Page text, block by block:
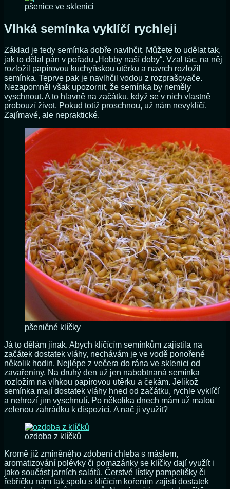
pšenice ve sklenici
Vlhká semínka vyklíčí rychleji
Základ je tedy semínka dobře navlhčit. Můžete to udělat tak,
jak to dělal pán v pořadu „Hobby naší doby“. Vzal tác, na něj
rozložil papírovou kuchyňskou utěrku a navrch rozložil
semínka. Teprve pak je navlhčil vodou z rozprašovače.
Nezapomněl však upozornit, že semínka by neměly
vyschnout. A to hlavně na začátku, když se v nich vlastně
probouzí život. Pokud totiž proschnou, už nám nevyklíčí.
Zajímavé, ale nepraktické.
pšeničné klíčky
Já to dělám jinak. Abych klíčícím semínkům zajistila na
začátek dostatek vláhy, nechávám je ve vodě ponořené
několik hodin. Nejlépe z večera do rána ve sklenici od
zavařeniny. Na druhý den už jen nabobtnaná semínka
rozložím na vlhkou papírovou utěrku a čekám. Jelikož
semínka mají dostatek vláhy hned od začátku, rychle vyklíčí
a nehrozí jim vyschnutí. Po několika dnech mám už malou
zelenou zahrádku k dispozici. A nač ji využít?
ozdoba z klíčků
Kromě již zmíněného zdobení chleba s máslem,
aromatizování polévky či pomazánky se klíčky dají využít i
jako součást jarních salátů. Čerstvé lístky pampelišky či
řebříčku nám tak spolu s klíčícím kořením zajistí dostatek